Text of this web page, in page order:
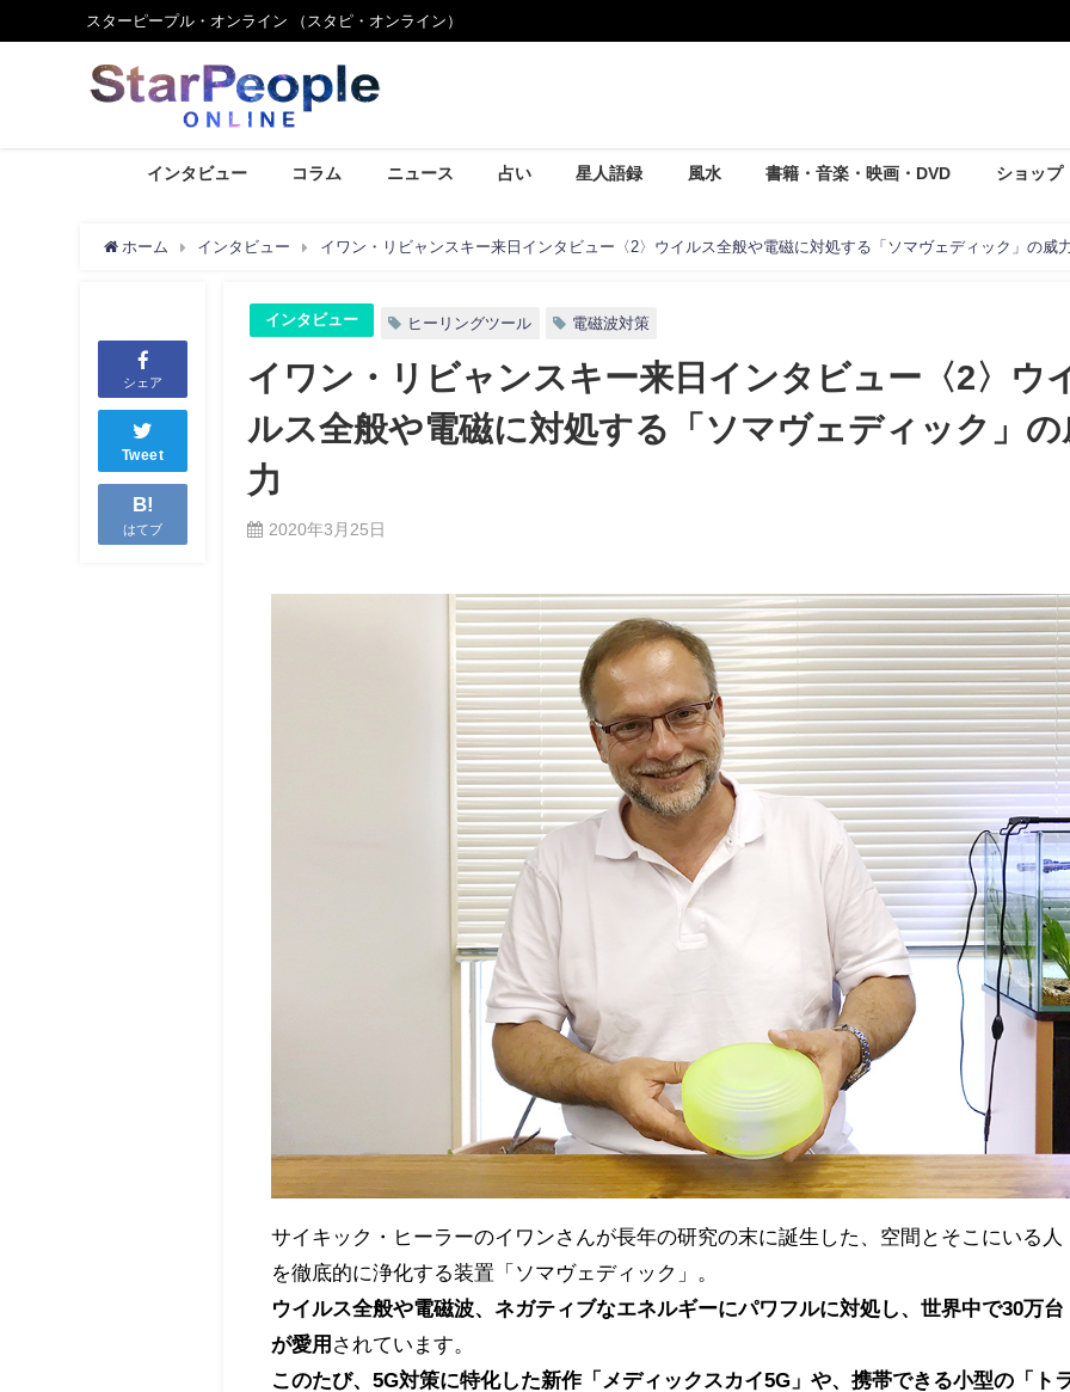
スターピープル・オンライン （スタピ・オンライン）
インタビュー コラム ニュース 占い 星人語録 風水 書籍・音楽・映画・DVD ショップ
ホーム インタビュー イワン・リビャンスキー来日インタビュー〈2〉ウイルス全般や電磁に対処する「ソマヴェディック」の威
シェア
Tweet
B!
はてブ
インタビュー ヒーリングツール 電磁波対策
イワン・リビャンスキー来日インタビュー〈2〉ウ
ルス全般や電磁に対処する「ソマヴェディック」の
力
2020年3月25日
サイキック・ヒーラーのイワンさんが長年の研究の末に誕生した、空間とそこにいる人
を徹底的に浄化する装置「ソマヴェディック」。
ウイルス全般や電磁波、ネガティブなエネルギーにパワフルに対処し、世界中で30万台
が愛用 されています。
このたび、5G対策に特化した新作「メディックスカイ5G」や、携帯できる小型の「ト